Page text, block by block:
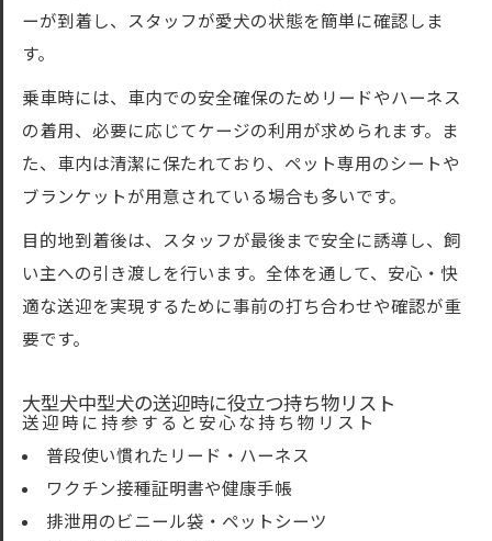
ーが到着し、スタッフが愛犬の状態を簡単に確認しま
す。
乗車時には、車内での安全確保のためリードやハーネス
の着用、必要に応じてケージの利用が求められます。ま
た、車内は清潔に保たれており、ペット専用のシートや
ブランケットが用意されている場合も多いです。
目的地到着後は、スタッフが最後まで安全に誘導し、飼
い主への引き渡しを行います。全体を通して、安心・快
適な送迎を実現するために事前の打ち合わせや確認が重
要です。
大型犬中型犬の送迎時に役立つ持ち物リスト
送迎時に持参すると安心な持ち物リスト
普段使い慣れたリード・ハーネス
ワクチン接種証明書や健康手帳
排泄用のビニール袋・ペットシーツ